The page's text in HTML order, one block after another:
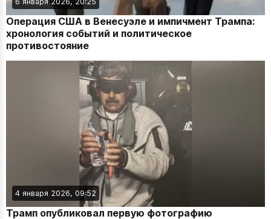
Операция США в Венесуэле и импичмент Трампа:
хронология событий и политическое
противостояние
4 января 2026, 09:52
Трамп опубликовал первую фотографию